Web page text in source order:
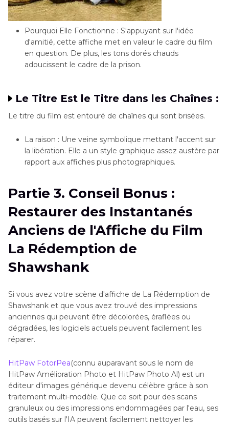
Pourquoi Elle Fonctionne : S'appuyant sur l'idée
d'amitié, cette affiche met en valeur le cadre du film
en question. De plus, les tons dorés chauds
adoucissent le cadre de la prison.
Le Titre Est le Titre dans les Chaînes :
Le titre du film est entouré de chaînes qui sont brisées.
La raison : Une veine symbolique mettant l'accent sur
la libération. Elle a un style graphique assez austère par
rapport aux affiches plus photographiques.
Partie 3. Conseil Bonus :
Restaurer des Instantanés
Anciens de l'Affiche du Film
La Rédemption de
Shawshank
Si vous avez votre scène d'affiche de La Rédemption de
Shawshank et que vous avez trouvé des impressions
anciennes qui peuvent être décolorées, éraflées ou
dégradées, les logiciels actuels peuvent facilement les
réparer.
HitPaw FotorPea(connu auparavant sous le nom de
HitPaw Amélioration Photo et HitPaw Photo Al) est un
éditeur d'images générique devenu célèbre grâce à son
traitement multi-modèle. Que ce soit pour des scans
granuleux ou des impressions endommagées par l'eau, ses
outils basés sur l'IA peuvent facilement nettoyer les